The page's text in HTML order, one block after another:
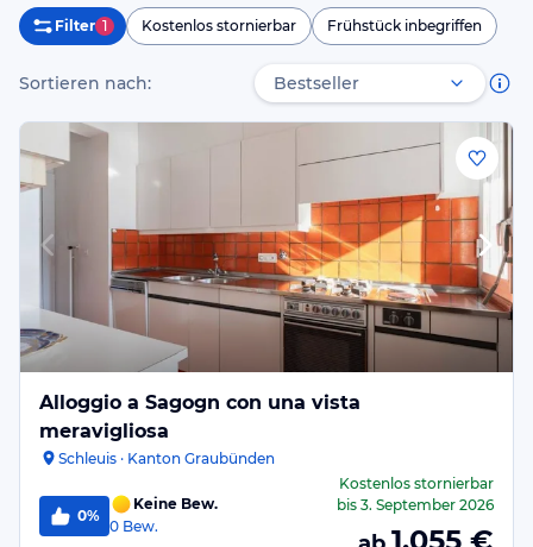
Filter 1 Kostenlos stornierbar Frühstück inbegriffen
Sortieren nach:
Alloggio a Sagogn con una vista
meravigliosa
Schleuis · Kanton Graubünden
0%
Keine Bew.
0 Bew.
Kostenlos stornierbar
bis 3. September 2026